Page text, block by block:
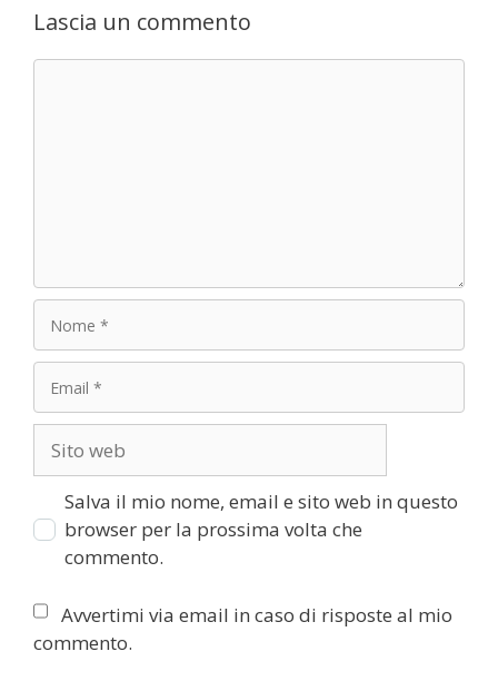
Lascia un commento
Salva il mio nome, email e sito web in questo
browser per la prossima volta che
commento.
Avvertimi via email in caso di risposte al mio
commento.